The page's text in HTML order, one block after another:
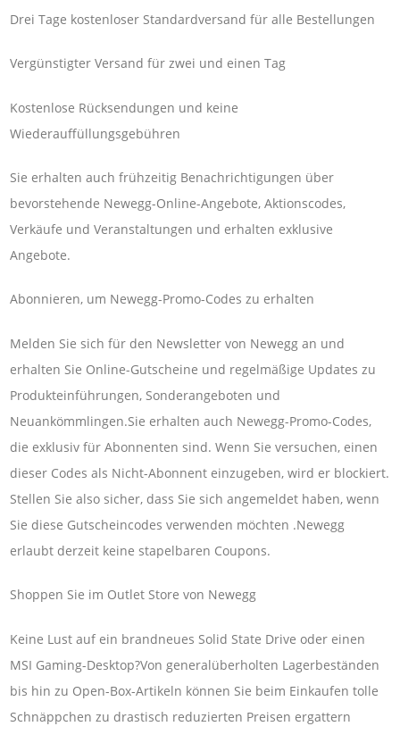
Drei Tage kostenloser Standardversand für alle Bestellungen
Vergünstigter Versand für zwei und einen Tag
Kostenlose Rücksendungen und keine
Wiederauffüllungsgebühren
Sie erhalten auch frühzeitig Benachrichtigungen über
bevorstehende Newegg-Online-Angebote, Aktionscodes,
Verkäufe und Veranstaltungen und erhalten exklusive
Angebote.
Abonnieren, um Newegg-Promo-Codes zu erhalten
Melden Sie sich für den Newsletter von Newegg an und
erhalten Sie Online-Gutscheine und regelmäßige Updates zu
Produkteinführungen, Sonderangeboten und
Neuankömmlingen.Sie erhalten auch Newegg-Promo-Codes,
die exklusiv für Abonnenten sind. Wenn Sie versuchen, einen
dieser Codes als Nicht-Abonnent einzugeben, wird er blockiert.
Stellen Sie also sicher, dass Sie sich angemeldet haben, wenn
Sie diese Gutscheincodes verwenden möchten .Newegg
erlaubt derzeit keine stapelbaren Coupons.
Shoppen Sie im Outlet Store von Newegg
Keine Lust auf ein brandneues Solid State Drive oder einen
MSI Gaming-Desktop?Von generalüberholten Lagerbeständen
bis hin zu Open-Box-Artikeln können Sie beim Einkaufen tolle
Schnäppchen zu drastisch reduzierten Preisen ergattern